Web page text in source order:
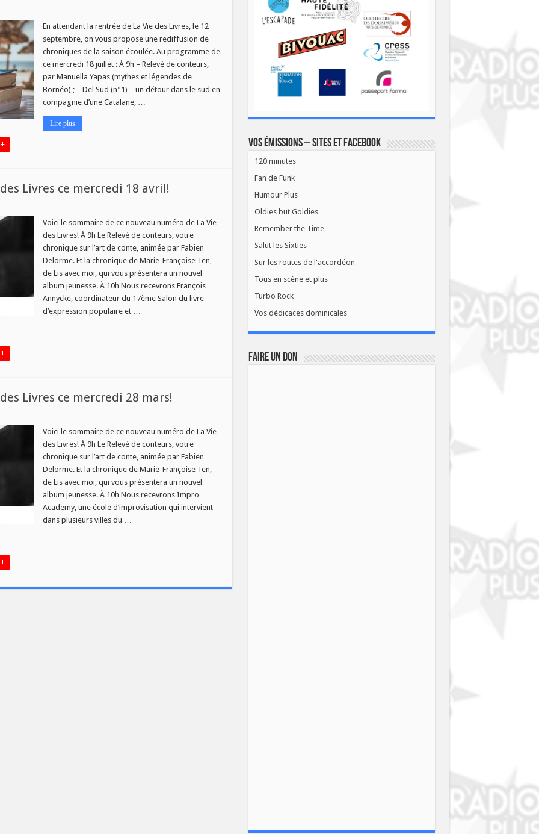
En attendant la rentrée de La Vie des Livres, le 12
septembre, on vous propose une rediffusion de
chroniques de la saison écoulée. Au programme de
ce mercredi 18 juillet : À 9h – Relevé de conteurs,
par Manuella Yapas (mythes et légendes de
Bornéo) ; – Del Sud (n°1) – un détour dans le sud en
compagnie d’une Catalane, …
Lire plus
Livres ce mercredi 18 avril!
Voici le sommaire de ce nouveau numéro de La Vie
des Livres! À 9h Le Relevé de conteurs, votre
chronique sur l’art de conte, animée par Fabien
Delorme. Et la chronique de Marie-Françoise Ten,
de Lis avec moi, qui vous présentera un nouvel
album jeunesse. À 10h Nous recevrons François
Annycke, coordinateur du 17ème Salon du livre
d’expression populaire et …
Livres ce mercredi 28 mars!
Voici le sommaire de ce nouveau numéro de La Vie
des Livres! À 9h Le Relevé de conteurs, votre
chronique sur l’art de conte, animée par Fabien
Delorme. Et la chronique de Marie-Françoise Ten,
de Lis avec moi, qui vous présentera un nouvel
album jeunesse. À 10h Nous recevrons Impro
Academy, une école d’improvisation qui intervient
dans plusieurs villes du …
Vos émissions – Sites et Facebook
120 minutes
Fan de Funk
Humour Plus
Oldies but Goldies
Remember the Time
Salut les Sixties
Sur les routes de l'accordéon
Tous en scène et plus
Turbo Rock
Vos dédicaces dominicales
FAIRE UN DON